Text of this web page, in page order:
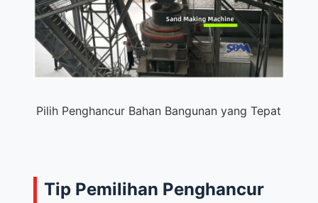
Pilih Penghancur Bahan Bangunan yang Tepat
Tip Pemilihan Penghancur